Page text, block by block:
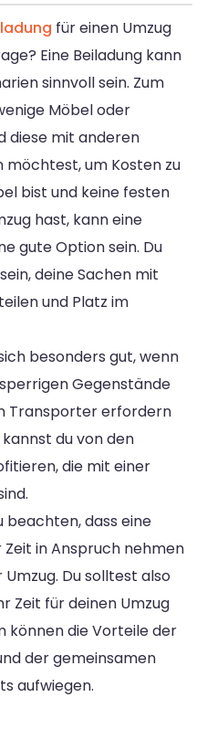
für einen Umzug
Eine Beiladung kann
sinnvoll sein. Zum
Möbel oder
diese mit anderen
möchtest, um Kosten zu
bist und keine festen
hast, kann eine
gute Option sein. Du
deine Sachen mit
und Platz im
besonders gut, wenn
Gegenstände
Transporter erfordern
du von den
die mit einer
beachten, dass eine
in Anspruch nehmen
Du solltest also
Zeit für deinen Umzug
können die Vorteile der
der gemeinsamen
aufwiegen.